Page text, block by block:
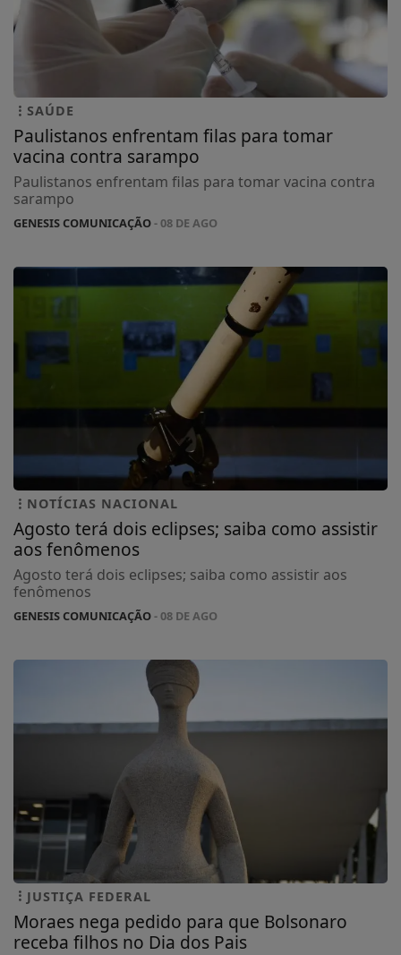
SAÚDE
Paulistanos enfrentam filas para tomar
vacina contra sarampo
Paulistanos enfrentam filas para tomar vacina contra
sarampo
GENESIS COMUNICAÇÃO- 08 DE AGO
NOTÍCIAS NACIONAL
Agosto terá dois eclipses; saiba como assistir
aos fenômenos
Agosto terá dois eclipses; saiba como assistir aos
fenômenos
GENESIS COMUNICAÇÃO- 08 DE AGO
JUSTIÇA FEDERAL
Moraes nega pedido para que Bolsonaro
receba filhos no Dia dos Pais